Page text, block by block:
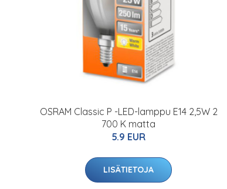
OSRAM Classic P -LED-lamppu E14 2,5W 2
700 K matta
5.9 EUR
LISÄTIETOJA